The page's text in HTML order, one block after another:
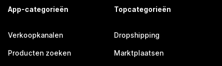
App-categorieën
Verkoopkanalen
Producten zoeken
Topcategorieën
Dropshipping
Marktplaatsen